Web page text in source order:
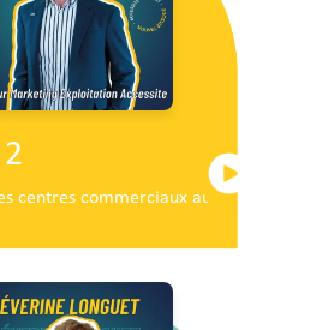
centres commerciaux au service du